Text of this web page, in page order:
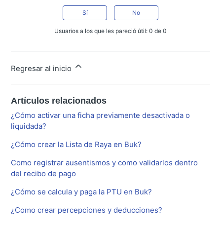
Sí No
Usuarios a los que les pareció útil: 0 de 0
Regresar al inicio
Artículos relacionados
¿Cómo activar una ficha previamente desactivada o
liquidada?
¿Cómo crear la Lista de Raya en Buk?
Como registrar ausentismos y como validarlos dentro
del recibo de pago
¿Cómo se calcula y paga la PTU en Buk?
¿Como crear percepciones y deducciones?